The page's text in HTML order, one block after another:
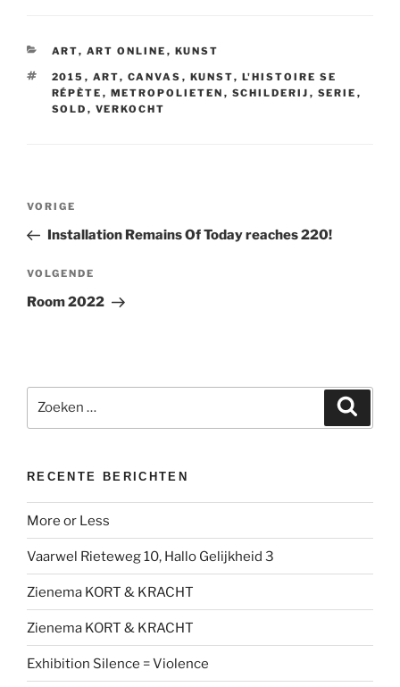
CATEGORIEËN
ART, ART ONLINE , KUNST
TAGS
2015 , ART, CANVAS , KUNST, L'HISTOIRE SE
RÉPÈTE , METROPOLIETEN , SCHILDERIJ , SERIE ,
SOLD , VERKOCHT
Vorig
bericht
VORIGE
Installation Remains Of Today reaches 220!
Volgend
bericht
VOLGENDE
Room 2022
naar:
RECENTE BERICHTEN
More or Less
Vaarwel Rieteweg 10, Hallo Gelijkheid 3
Zienema KORT & KRACHT
Zienema KORT & KRACHT
Exhibition Silence = Violence